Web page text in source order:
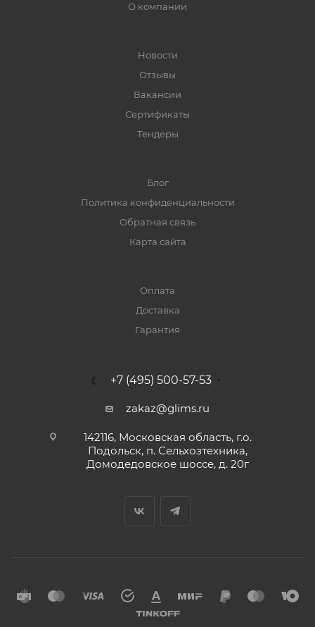
О компании
Новости
Отзывы
Вакансии
Сертификаты
Тендеры
Блог
Политика конфиденциальности
Обратная связь
Карта сайта
Оплата
Доставка
Гарантия
+7 (495) 500-57-53
zakaz@glims.ru
142116, Московская область, г.о.
Подольск, п. Сельхозтехника,
Домодедовское шоссе, д. 20г